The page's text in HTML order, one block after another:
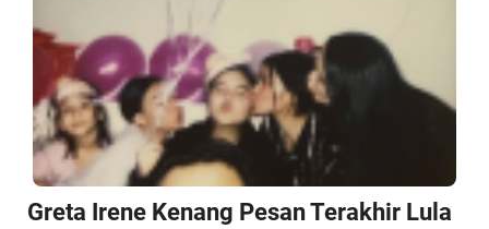
Greta Irene Kenang Pesan Terakhir Lula